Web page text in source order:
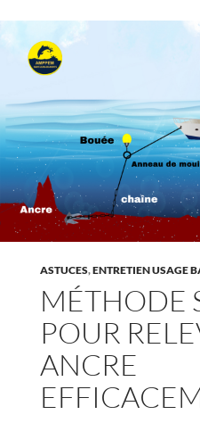
ASTUCES,ENTRETIEN USAGE
MÉTHODE
POUR
ANCRE